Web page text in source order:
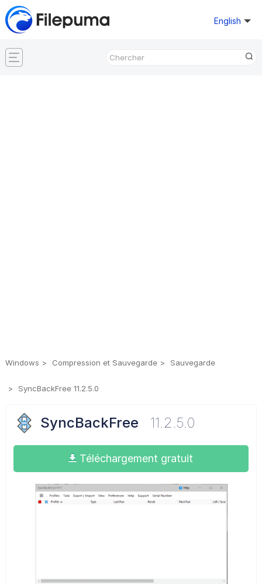
English
Windows Compression et Sauvegarde Sauvegarde
SyncBackFree 11.2.5.0
SyncBackFree 11.2.5.0
Téléchargement gratuit